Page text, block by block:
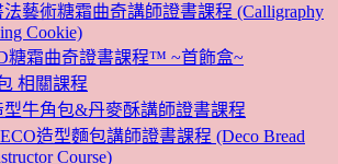
法藝術糖霜曲奇講師證書課程 (Calligraphy
Cookie)
糖霜曲奇證書課程™ ~首飾盒~
相關課程
型牛角包&丹麥酥講師證書課程
造型麵包講師證書課程 (Deco Bread
Course)